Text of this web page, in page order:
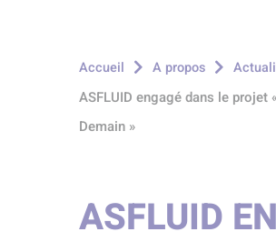
Accueil A propos
ASFLUID engagé dans le projet
Demain »
ASFLUID